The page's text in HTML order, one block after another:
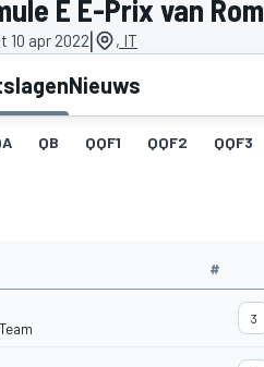
E E-Prix van
10 apr 2022| , IT
Nieuws
QB QQF1 QQF2 QQF3
#
3